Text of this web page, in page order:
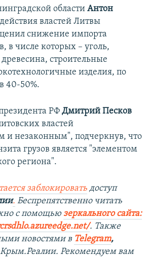
области Антон
властей Литвы
снижение импорта
в числе которых – уголь,
строительные
изделия, по
40-50%.
РФ Дмитрий Песков
властей
и незаконным", подчеркнув, что
грузов является "элементом
региона".
заблокировать доступ
. Беспрепятственно читать
с помощью зеркального сайта:
. Также
новостями в Telegram,
Крым.Реалии. Рекомендуем вам